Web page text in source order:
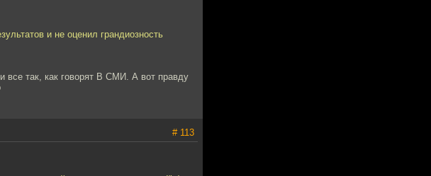
и не оценил грандиозность
все так, как говорят В СМИ. А вот правду
# 113